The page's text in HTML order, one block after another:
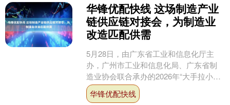
华锋优配快线 这场制造产业
链供应链对接会，为制造业
改造匹配供需
5月28日，由广东省工业和信息化厅主
办，广州市工业和信息化局、广东省制
造业协会联合承办的2026年“大手拉小
手”产业链供应链对接活动（AI人工智能
+制造业专场）....
华锋优配快线